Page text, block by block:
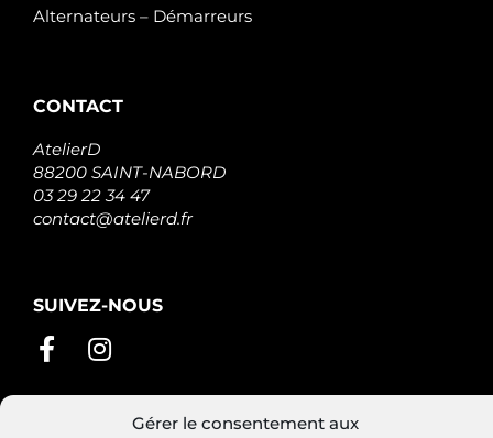
Gérer le consentement aux
Alternateurs – Démarreurs
CONTACT
AtelierD
88200 SAINT-NABORD
03 29 22 34 47
contact@atelierd.fr
SUIVEZ-NOUS